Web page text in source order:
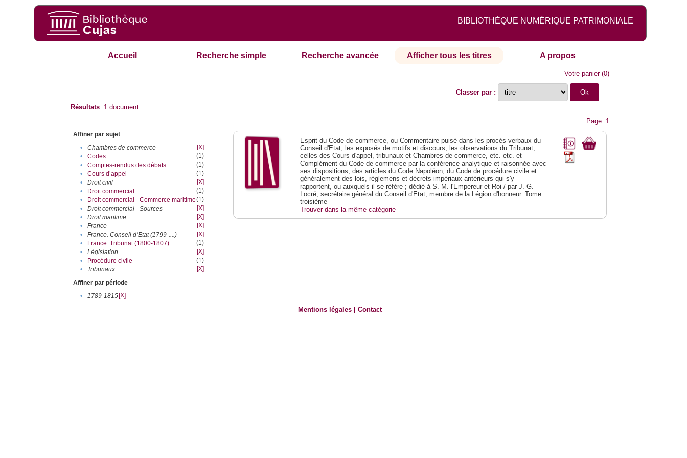
BIBLIOTHÈQUE NUMÉRIQUE PATRIMONIALE
Accueil Recherche simple Recherche avancée Afficher tous les titres A propos
Votre panier(0)
Classer par :
Résultats 1 document
Page: 1
Affiner par sujet
•
Chambres de commerce
[X]
•
Codes
(1)
•
Comptes-rendus des débats
(1)
•
Cours d’appel
(1)
•
Droit civil
[X]
•
Droit commercial
(1)
•
Droit commercial - Commerce maritime(1)
•
Droit commercial - Sources
[X]
•
Droit maritime
[X]
•
France
[X]
•
France. Conseil d’Etat (1799-....)
[X]
•
France. Tribunat (1800-1807)
(1)
•
Législation
[X]
•
Procédure civile
(1)
•
Tribunaux
[X]
Affiner par période
•
1789-1815[X]
Esprit du Code de commerce, ou Commentaire puisé dans les procès-verbaux du
Conseil d'Etat, les exposés de motifs et discours, les observations du Tribunat,
celles des Cours d'appel, tribunaux et Chambres de commerce, etc. etc. et
Complément du Code de commerce par la conférence analytique et raisonnée avec
ses dispositions, des articles du Code Napoléon, du Code de procédure civile et
généralement des lois, réglemens et décrets impériaux antérieurs qui s'y
rapportent, ou auxquels il se réfère ; dédié à S. M. l'Empereur et Roi / par J.-G.
Locré, secrétaire général du Conseil d'Etat, membre de la Légion d'honneur. Tome
troisième
Trouver dans la même catégorie
Mentions légales |Contact